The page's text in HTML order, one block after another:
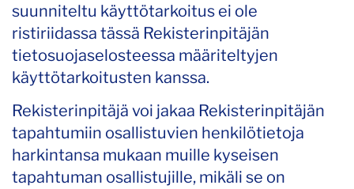
suunniteltu käyttötarkoitus ei ole
ristiriidassa tässä Rekisterinpitäjän
tietosuojaselosteessa määriteltyjen
käyttötarkoitusten kanssa.
Rekisterinpitäjä voi jakaa Rekisterinpitäjän
tapahtumiin osallistuvien henkilötietoja
harkintansa mukaan muille kyseisen
tapahtuman osallistujille, mikäli se on